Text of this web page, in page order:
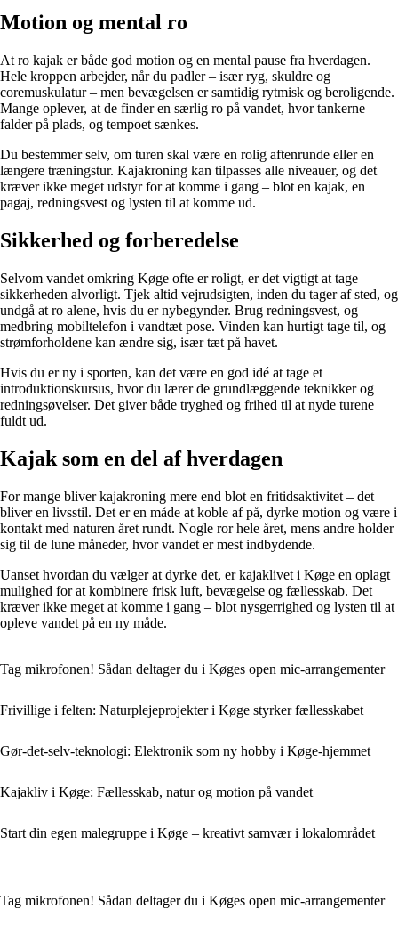
Motion og mental ro
At ro kajak er både god motion og en mental pause fra hverdagen.
Hele kroppen arbejder, når du padler – især ryg, skuldre og
coremuskulatur – men bevægelsen er samtidig rytmisk og beroligende.
Mange oplever, at de finder en særlig ro på vandet, hvor tankerne
falder på plads, og tempoet sænkes.
Du bestemmer selv, om turen skal være en rolig aftenrunde eller en
længere træningstur. Kajakroning kan tilpasses alle niveauer, og det
kræver ikke meget udstyr for at komme i gang – blot en kajak, en
pagaj, redningsvest og lysten til at komme ud.
Sikkerhed og forberedelse
Selvom vandet omkring Køge ofte er roligt, er det vigtigt at tage
sikkerheden alvorligt. Tjek altid vejrudsigten, inden du tager af sted, og
undgå at ro alene, hvis du er nybegynder. Brug redningsvest, og
medbring mobiltelefon i vandtæt pose. Vinden kan hurtigt tage til, og
strømforholdene kan ændre sig, især tæt på havet.
Hvis du er ny i sporten, kan det være en god idé at tage et
introduktionskursus, hvor du lærer de grundlæggende teknikker og
redningsøvelser. Det giver både tryghed og frihed til at nyde turene
fuldt ud.
Kajak som en del af hverdagen
For mange bliver kajakroning mere end blot en fritidsaktivitet – det
bliver en livsstil. Det er en måde at koble af på, dyrke motion og være i
kontakt med naturen året rundt. Nogle ror hele året, mens andre holder
sig til de lune måneder, hvor vandet er mest indbydende.
Uanset hvordan du vælger at dyrke det, er kajaklivet i Køge en oplagt
mulighed for at kombinere frisk luft, bevægelse og fællesskab. Det
kræver ikke meget at komme i gang – blot nysgerrighed og lysten til at
opleve vandet på en ny måde.
Tag mikrofonen! Sådan deltager du i Køges open mic‑arrangementer
Frivillige i felten: Naturplejeprojekter i Køge styrker fællesskabet
Gør-det-selv-teknologi: Elektronik som ny hobby i Køge-hjemmet
Kajakliv i Køge: Fællesskab, natur og motion på vandet
Start din egen malegruppe i Køge – kreativt samvær i lokalområdet
Tag mikrofonen! Sådan deltager du i Køges open mic‑arrangementer